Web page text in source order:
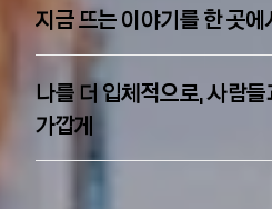
지금 뜨는 이야기를 한 곳에
나를 더 입체적으로, 사람
가깝게